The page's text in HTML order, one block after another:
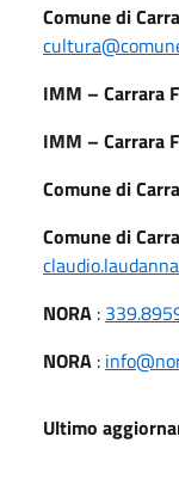
Comune di
IMM – Carrara
IMM – Carrara
Comune di
Comune di
NORA :
NORA :
Ultimo